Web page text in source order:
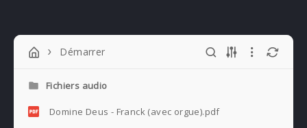
Démarrer
Fichiers audio
Domine Deus - Franck (avec orgue).pdf